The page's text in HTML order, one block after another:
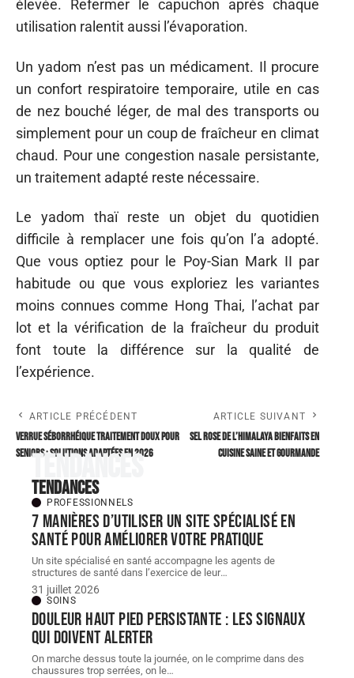
élevée. Refermer le capuchon après chaque
utilisation ralentit aussi l’évaporation.
Un yadom n’est pas un médicament. Il procure
un confort respiratoire temporaire, utile en cas
de nez bouché léger, de mal des transports ou
simplement pour un coup de fraîcheur en climat
chaud. Pour une congestion nasale persistante,
un traitement adapté reste nécessaire.
Le yadom thaï reste un objet du quotidien
difficile à remplacer une fois qu’on l’a adopté.
Que vous optiez pour le Poy-Sian Mark II par
habitude ou que vous exploriez les variantes
moins connues comme Hong Thai, l’achat par
lot et la vérification de la fraîcheur du produit
font toute la différence sur la qualité de
l’expérience.
ARTICLE PRÉCÉDENT
Verrue séborrhéique traitement doux pour
seniors : solutions adaptées en 2026
ARTICLE SUIVANT
Sel rose de l’Himalaya bienfaits en
cuisine saine et gourmande
Tendances
Tendances
PROFESSIONNELS
7 manières d’utiliser un site spécialisé en
santé pour améliorer votre pratique
Un site spécialisé en santé accompagne les agents de
structures de santé dans l’exercice de leur…
31 juillet 2026
SOINS
Douleur haut pied persistante : les signaux
qui doivent alerter
On marche dessus toute la journée, on le comprime dans des
chaussures trop serrées, on le…